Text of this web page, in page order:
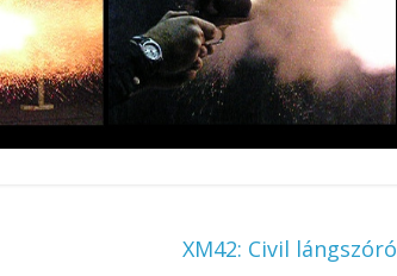
XM42: Civil lángszóró